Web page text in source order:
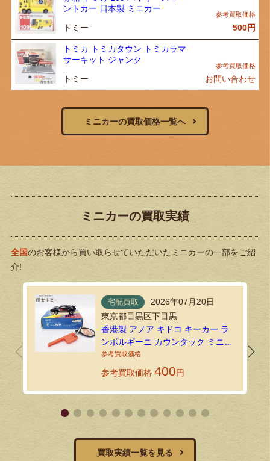
ントカー 日本製 ミニカー
トミー 500円
トミカ トミカタウン トミカラマ
サーキット ジャンク
トミー お問い合わせ
ミニカーの買取価格一覧へ
ミニカーの買取実績
全国のお客様から買い取らせていただいたミニカーの一部をご紹
介!
宅配買取
2026年07月20日
東京都目黒区下目黒
香港製 アノア キドコ キーカー ラ
ンボルギーニ カウンタック ミニカ
ーを宅配買取にてお送りいただき
ました！
参考買取価格 400円
買取実績一覧を見る